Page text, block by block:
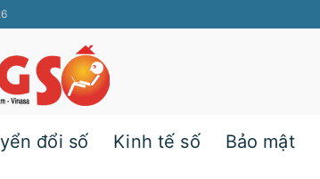
đổi số Kinh tế số Bảo mật